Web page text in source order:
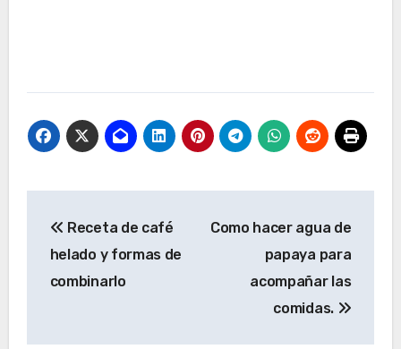
de
entradas
Receta de café
helado y formas de
combinarlo
Como hacer agua de
papaya para
acompañar las
comidas.